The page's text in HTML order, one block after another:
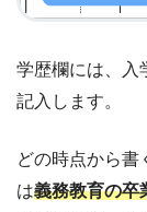
学歴欄には、入
記入します。
どの時点から書
は義務教育の卒